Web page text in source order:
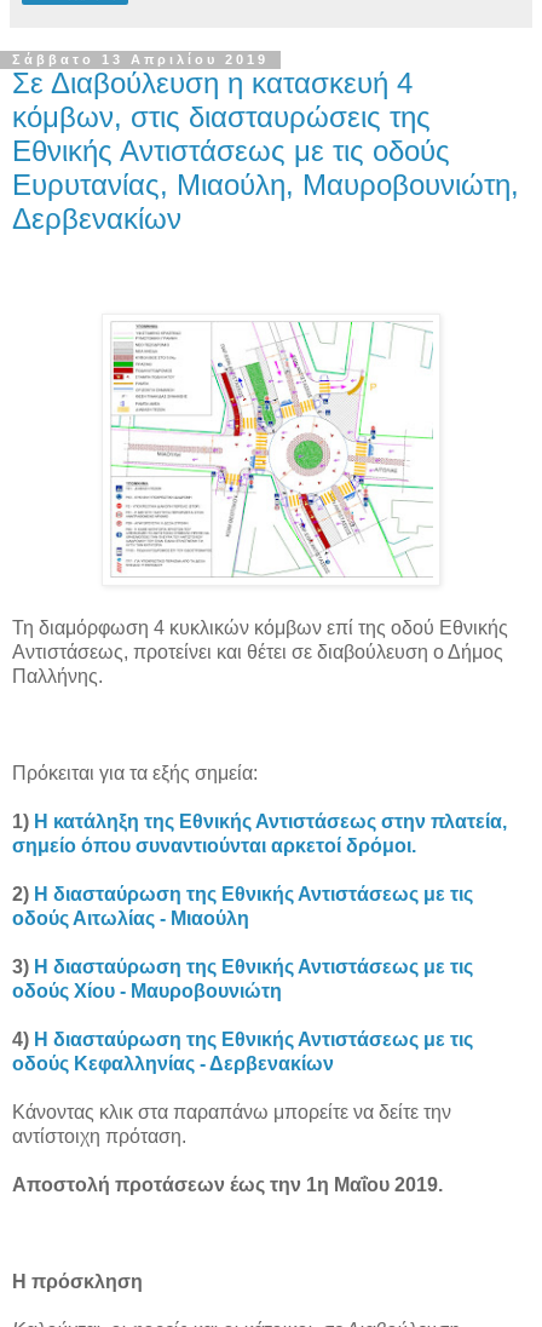
Σάββατο 13 Απριλίου 2019
Σε Διαβούλευση η κατασκευή 4
κόμβων, στις διασταυρώσεις της
Εθνικής Αντιστάσεως με τις οδούς
Ευρυτανίας, Μιαούλη, Μαυροβουνιώτη,
Δερβενακίων
Τη διαμόρφωση 4 κυκλικών κόμβων επί της οδού Εθνικής
Αντιστάσεως, προτείνει και θέτει σε διαβούλευση ο Δήμος
Παλλήνης.
Πρόκειται για τα εξής σημεία:
1) Η κατάληξη της Εθνικής Αντιστάσεως στην πλατεία,
σημείο όπου συναντιούνται αρκετοί δρόμοι.
2) Η διασταύρωση της Εθνικής Αντιστάσεως με τις
οδούς Αιτωλίας - Μιαούλη
3) Η διασταύρωση της Εθνικής Αντιστάσεως με τις
οδούς Χίου - Μαυροβουνιώτη
4) Η διασταύρωση της Εθνικής Αντιστάσεως με τις
οδούς Κεφαλληνίας - Δερβενακίων
Κάνοντας κλικ στα παραπάνω μπορείτε να δείτε την
αντίστοιχη πρόταση.
Αποστολή προτάσεων έως την 1η Μαΐου 2019.
Η πρόσκληση